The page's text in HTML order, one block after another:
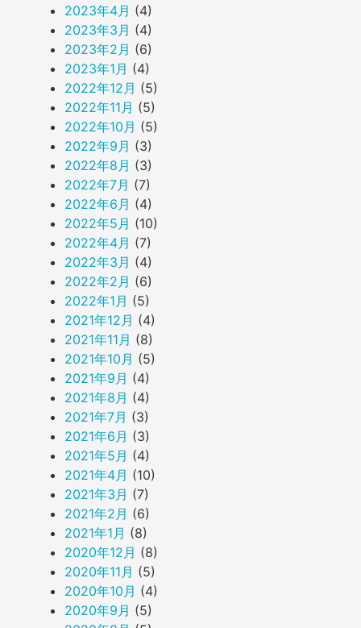
2023年4月 (4)
2023年3月 (4)
2023年2月 (6)
2023年1月 (4)
2022年12月 (5)
2022年11月 (5)
2022年10月 (5)
2022年9月 (3)
2022年8月 (3)
2022年7月 (7)
2022年6月 (4)
2022年5月 (10)
2022年4月 (7)
2022年3月 (4)
2022年2月 (6)
2022年1月 (5)
2021年12月 (4)
2021年11月 (8)
2021年10月 (5)
2021年9月 (4)
2021年8月 (4)
2021年7月 (3)
2021年6月 (3)
2021年5月 (4)
2021年4月 (10)
2021年3月 (7)
2021年2月 (6)
2021年1月 (8)
2020年12月 (8)
2020年11月 (5)
2020年10月 (4)
2020年9月 (5)